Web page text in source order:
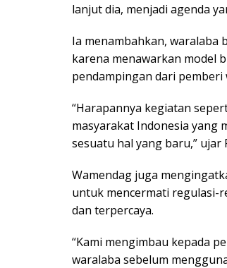
lanjut dia, menjadi agenda
Ia menambahkan, waralaba
karena menawarkan model
pendampingan dari pemberi
“Harapannya kegiatan
masyarakat Indonesia yang
sesuatu hal yang baru,” ujar
Wamendag juga
untuk mencermati regulasi-
dan terpercaya.
“Kami mengimbau kepada
waralaba sebelum